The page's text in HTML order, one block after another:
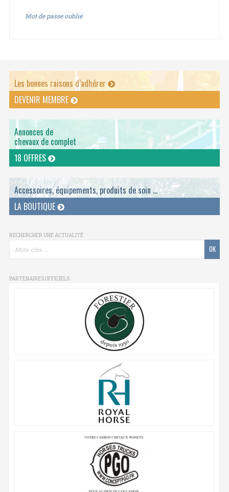
Mot de passe oublié
Les bonnes raisons d’adhérer
DEVENIR MEMBRE
Annonces de
chevaux de complet
18 OFFRES
Accessoires, équipements, produits de soin ...
LA BOUTIQUE
RECHERCHER UNE ACTUALITÉ
PARTENAIRES OFFICIELS